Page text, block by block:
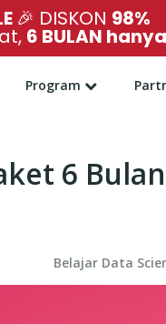
🎉 DISKON 98%
6 BULAN
Program
6
Belajar Data